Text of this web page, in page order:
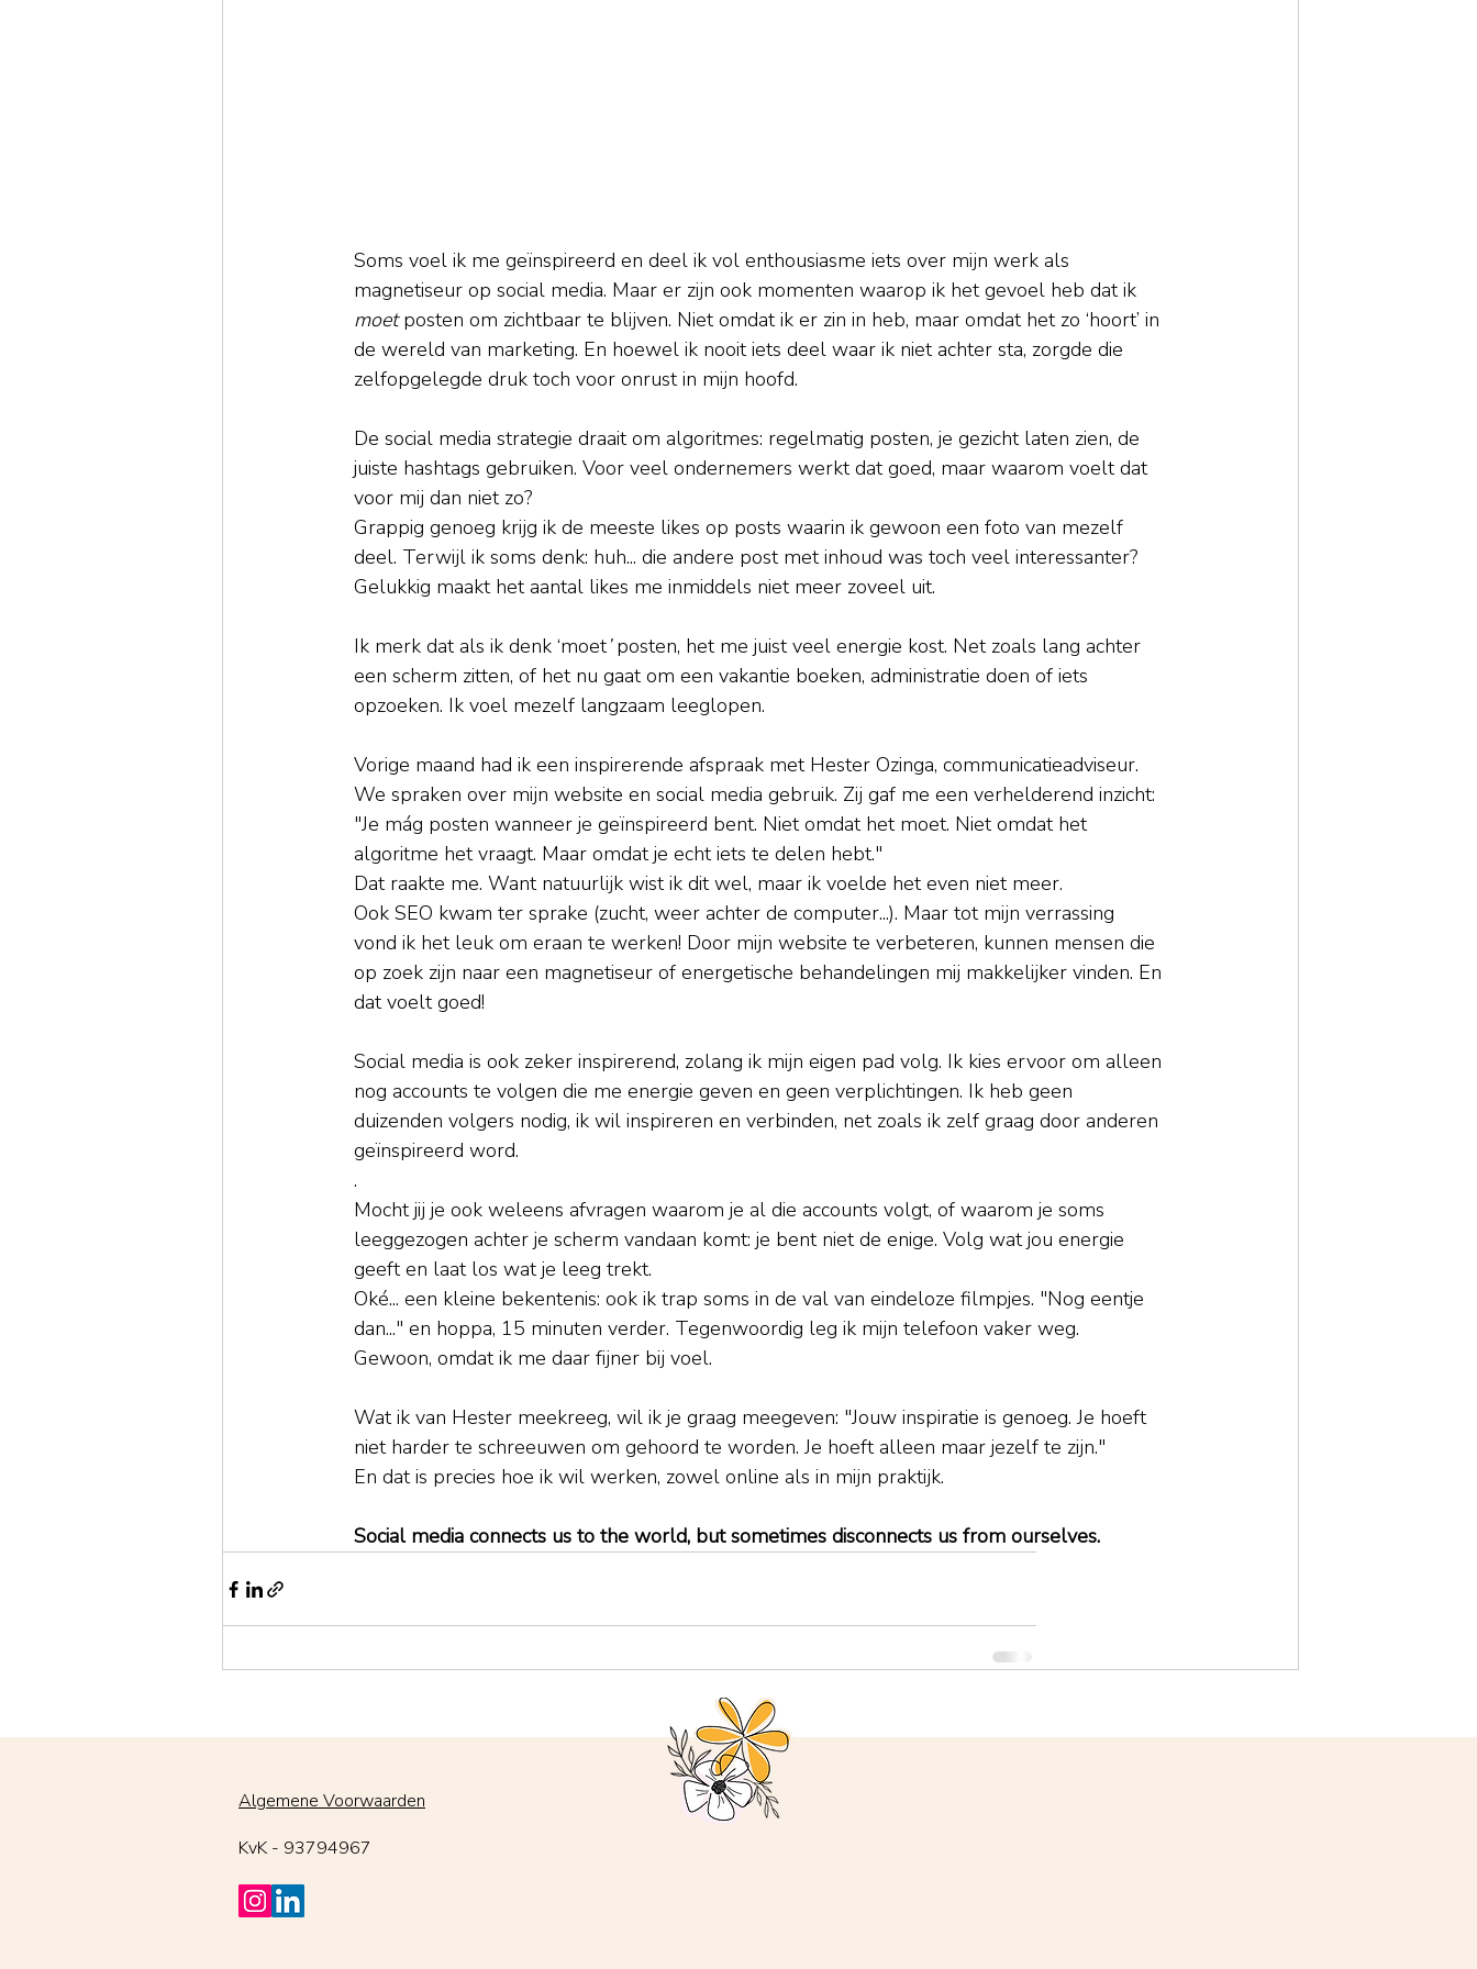
Soms voel ik me geïnspireerd en deel ik vol enthousiasme iets over mijn werk als
magnetiseur op social media. Maar er zijn ook momenten waarop ik het gevoel heb dat ik
moet posten om zichtbaar te blijven. Niet omdat ik er zin in heb, maar omdat het zo ‘hoort’ in
de wereld van marketing. En hoewel ik nooit iets deel waar ik niet achter sta, zorgde die
zelfopgelegde druk toch voor onrust in mijn hoofd.
De social media strategie draait om algoritmes: regelmatig posten, je gezicht laten zien, de
juiste hashtags gebruiken. Voor veel ondernemers werkt dat goed, maar waarom voelt dat
voor mij dan niet zo?
Grappig genoeg krijg ik de meeste likes op posts waarin ik gewoon een foto van mezelf
deel. Terwijl ik soms denk: huh... die andere post met inhoud was toch veel interessanter?
Gelukkig maakt het aantal likes me inmiddels niet meer zoveel uit.
Ik merk dat als ik denk ‘moet’ posten, het me juist veel energie kost. Net zoals lang achter
een scherm zitten, of het nu gaat om een vakantie boeken, administratie doen of iets
opzoeken. Ik voel mezelf langzaam leeglopen.
Vorige maand had ik een inspirerende afspraak met Hester Ozinga, communicatieadviseur.
We spraken over mijn website en social media gebruik. Zij gaf me een verhelderend inzicht:
"Je mág posten wanneer je geïnspireerd bent. Niet omdat het moet. Niet omdat het
algoritme het vraagt. Maar omdat je echt iets te delen hebt."
Dat raakte me. Want natuurlijk wist ik dit wel, maar ik voelde het even niet meer.
Ook SEO kwam ter sprake (zucht, weer achter de computer...). Maar tot mijn verrassing
vond ik het leuk om eraan te werken! Door mijn website te verbeteren, kunnen mensen die
op zoek zijn naar een magnetiseur of energetische behandelingen mij makkelijker vinden. En
dat voelt goed!
Social media is ook zeker inspirerend, zolang ik mijn eigen pad volg. Ik kies ervoor om alleen
nog accounts te volgen die me energie geven en geen verplichtingen. Ik heb geen
duizenden volgers nodig, ik wil inspireren en verbinden, net zoals ik zelf graag door anderen
geïnspireerd word.
.
Mocht jij je ook weleens afvragen waarom je al die accounts volgt, of waarom je soms
leeggezogen achter je scherm vandaan komt: je bent niet de enige. Volg wat jou energie
geeft en laat los wat je leeg trekt.
Oké... een kleine bekentenis: ook ik trap soms in de val van eindeloze filmpjes. "Nog eentje
dan..." en hoppa, 15 minuten verder. Tegenwoordig leg ik mijn telefoon vaker weg.
Gewoon, omdat ik me daar fijner bij voel.
Wat ik van Hester meekreeg, wil ik je graag meegeven: "Jouw inspiratie is genoeg. Je hoeft
niet harder te schreeuwen om gehoord te worden. Je hoeft alleen maar jezelf te zijn."
En dat is precies hoe ik wil werken, zowel online als in mijn praktijk.
Social media connects us to the world, but sometimes disconnects us from ourselves.
Algemene Voorwaarden
KvK - 93794967